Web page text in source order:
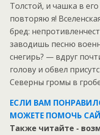
Толстой, и чашка в
повторяю я!
бред:
заводишь песню
снегирь? — вдруг
голову и обвел
Северны громы в
ЕСЛИ ВАМ
МОЖЕТЕ ПОМОЧЬ
Также читайте -